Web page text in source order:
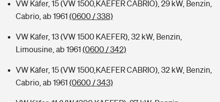
VW Käfer, 15 (VW 1500,KAEFER CABRIO), 29 kW, Benzin,
Cabrio, ab 1961 (0600 / 338)
VW Käfer, 13 (VW 1500 KAEFER), 32 kW, Benzin,
Limousine, ab 1961 (0600 / 342)
VW Käfer, 15 (VW 1500,KAEFER CABRIO), 32 kW, Benzin,
Cabrio, ab 1961 (0600 / 343)